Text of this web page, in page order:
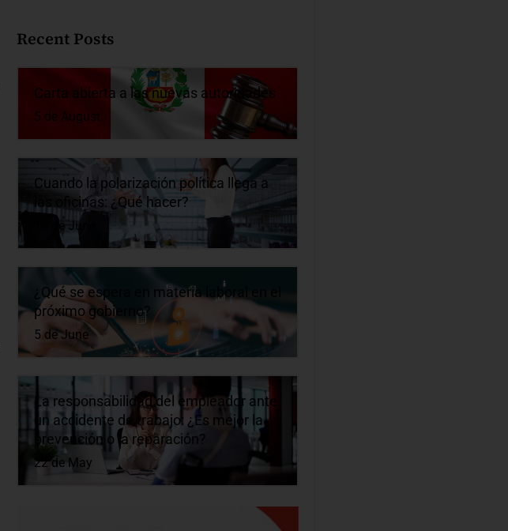
Recent Posts
Carta abierta a las nuevas autoridades
5 de August
Cuando la polarización política llega a
las oficinas: ¿Qué hacer?
10 de June
¿Qué se espera en materia laboral en el
próximo gobierno?
5 de June
La responsabilidad del empleador ante
un accidente de trabajo: ¿Es mejor la
prevención o la reparación?
22 de May